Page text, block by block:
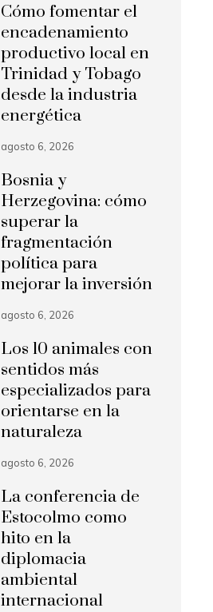
Cómo fomentar el
encadenamiento
productivo local en
Trinidad y Tobago
desde la industria
energética
agosto 6, 2026
Bosnia y
Herzegovina: cómo
superar la
fragmentación
política para
mejorar la inversión
agosto 6, 2026
Los 10 animales con
sentidos más
especializados para
orientarse en la
naturaleza
agosto 6, 2026
La conferencia de
Estocolmo como
hito en la
diplomacia
ambiental
internacional